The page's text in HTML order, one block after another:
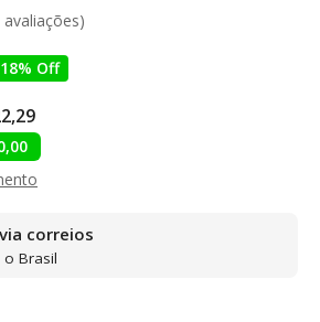
avaliações)
18% Off
correios
Brasil